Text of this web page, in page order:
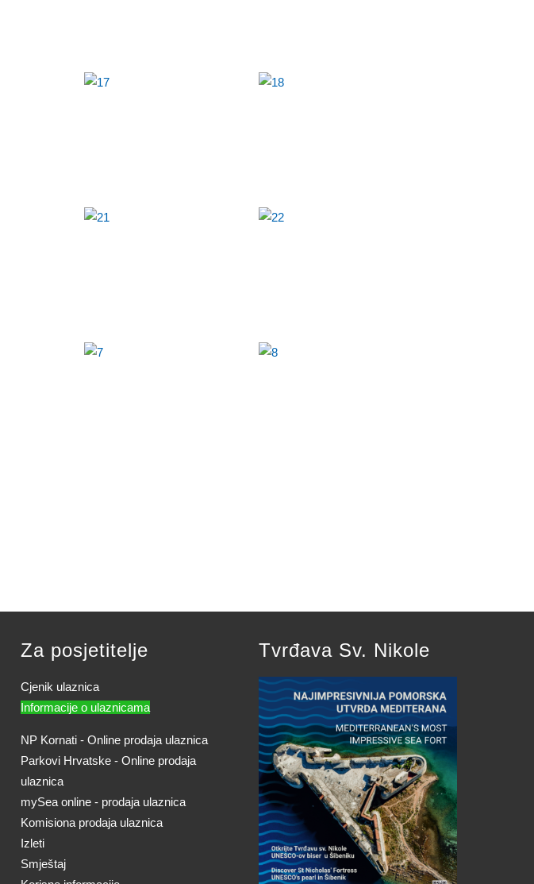
Za posjetitelje
Cjenik ulaznica
Informacije o ulaznicama
NP Kornati - Online prodaja ulaznica
Parkovi Hrvatske - Online prodaja
ulaznica
mySea online - prodaja ulaznica
Komisiona prodaja ulaznica
Izleti
Smještaj
Tvrđava Sv. Nikole